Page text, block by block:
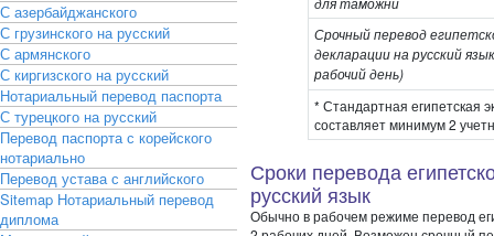
С азербайджанского
С грузинского на русский
С армянского
С киргизского на русский
Нотариальный перевод паспорта
С турецкого на русский
Перевод паспорта с корейского
нотариально
Перевод устава с английского
Sitemap Нотариальный перевод
диплома
Срочный перевод
декларации на русский
рабочий день)
* Стандартная египетская
составляет минимум 2
Сроки перевода
русский язык
Обычно в рабочем режиме перевод